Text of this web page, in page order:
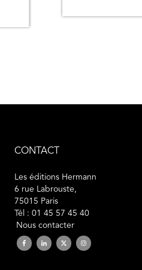
CONTACT
Les éditions Hermann
6 rue Labrouste,
75015 Paris
Tél : 01 45 57 45 40
Nous contacter